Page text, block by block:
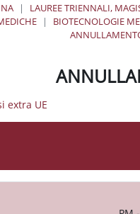
LAUREE TRIENNALI,
BIOTECNOLOGIE
UE ◀︎